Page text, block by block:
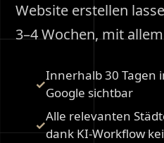
Website erstellen
3–4 Wochen, mit
Innerhalb 30 Tagen
Google sichtbar
Alle relevanten
dank KI-Workflow